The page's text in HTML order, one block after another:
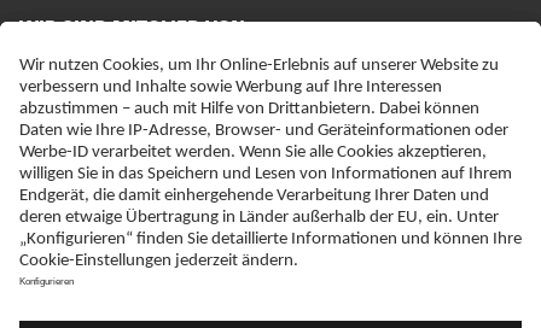
WIR SIND MITGLIED VON
ERKLÄRUNG ZUR BARRIEREFREIHEIT
IMPRESSUM
NEBENWIRKUNGSANZEIGEN
LIEFER-AGB